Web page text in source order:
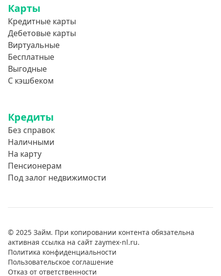
Карты
Кредитные карты
Дебетовые карты
Виртуальные
Бесплатные
Выгодные
С кэшбеком
Кредиты
Без справок
Наличными
На карту
Пенсионерам
Под залог недвижимости
© 2025 Займ. При копировании контента обязательна
активная ссылка на сайт zaymex-nl.ru.
Политика конфиденциальности
Пользовательское соглашение
Отказ от ответственности